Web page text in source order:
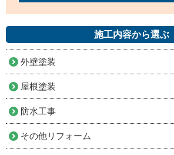
施工内容から選ぶ
外壁塗装
屋根塗装
防水工事
その他リフォーム